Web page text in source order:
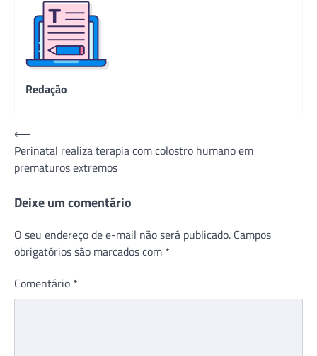
Redação
Navegação
de
Post
⟵
Perinatal realiza terapia com colostro humano em
prematuros extremos
Deixe um comentário
O seu endereço de e-mail não será publicado. Campos
obrigatórios são marcados com *
Comentário *